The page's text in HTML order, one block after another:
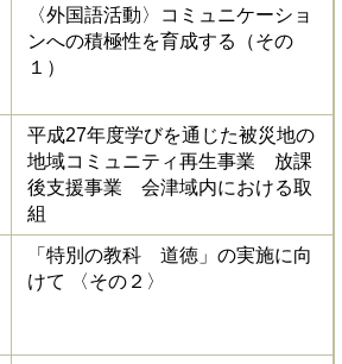
〈外国語活動〉コミュニケーショ
ンへの積極性を育成する（その
１）
平成27年度学びを通じた被災地の
地域コミュニティ再生事業 放課
後支援事業 会津域内における取
組
「特別の教科 道徳」の実施に向
けて 〈その２〉